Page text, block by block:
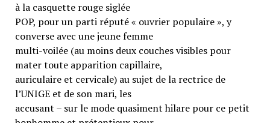
à la casquette rouge siglée
POP, pour un parti réputé « ouvrier populaire », y
converse avec une jeune femme
multi-voilée (au moins deux couches visibles pour
mater toute apparition capillaire,
auriculaire et cervicale) au sujet de la rectrice de
l’UNIGE et de son mari, les
accusant – sur le mode quasiment hilare pour ce petit